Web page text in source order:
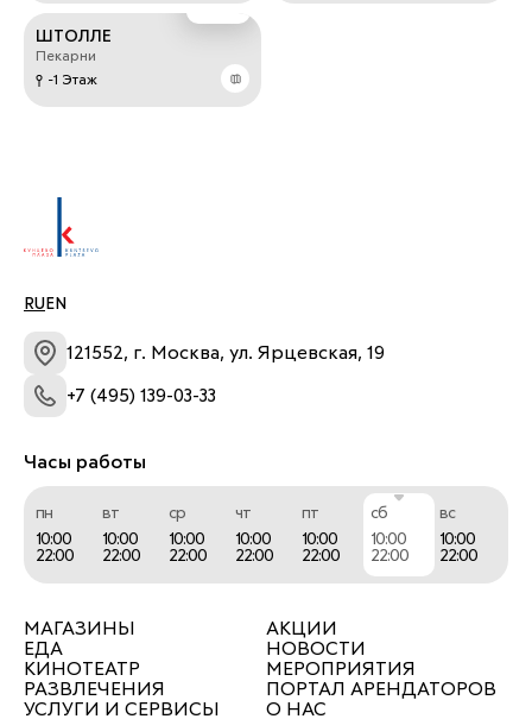
ШТОЛЛЕ
Пекарни
-1 Этаж
RU EN
121552, г. Москва, ул. Ярцевская, 19
+7 (495) 139-03-33
Часы работы
пн
10:00
22:00
вт
10:00
22:00
ср
10:00
22:00
чт
10:00
22:00
пт
10:00
22:00
сб
10:00
22:00
вс
10:00
22:00
МАГАЗИНЫ
ЕДА
КИНОТЕАТР
РАЗВЛЕЧЕНИЯ
УСЛУГИ И СЕРВИСЫ
АКЦИИ
НОВОСТИ
МЕРОПРИЯТИЯ
ПОРТАЛ АРЕНДАТОРОВ
О НАС